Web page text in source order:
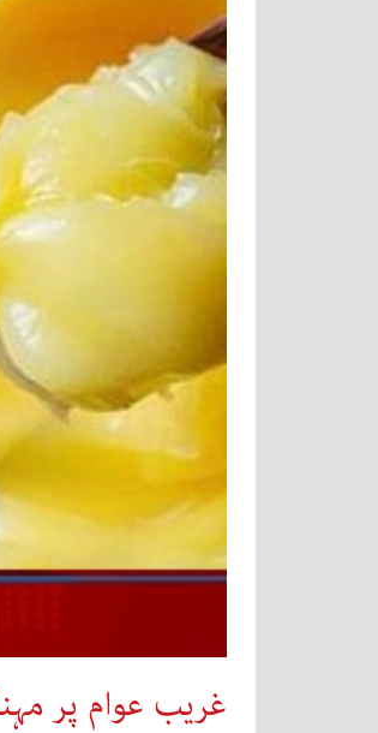
غریب عوام پر